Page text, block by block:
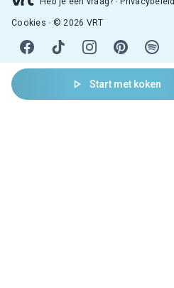
Start met koken
Cookies © 2026 VRT